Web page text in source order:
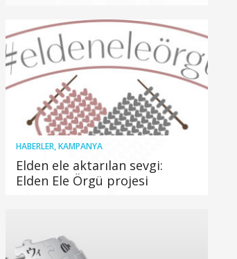
HABERLER,KAMPANYA
Elden ele aktarılan sevgi:
Elden Ele Örgü projesi